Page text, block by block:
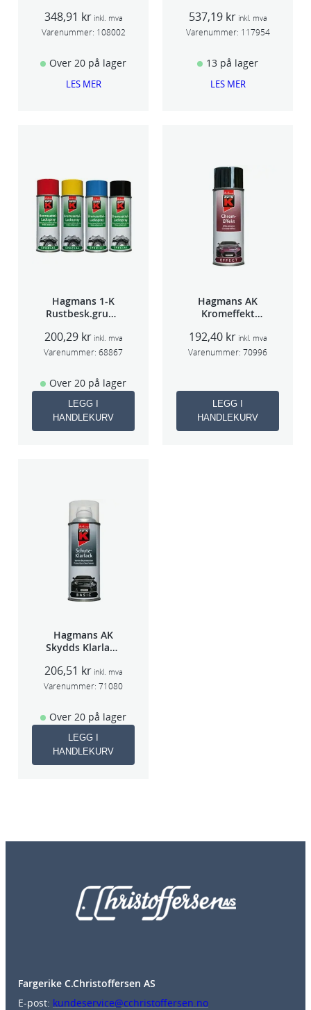
TSP 030
348,91 kr inkl. mva
Varenummer: 108002
Over 20 på lager
LES MER
537,19 kr inkl. mva
Varenummer: 117954
13 på lager
LES MER
Hagmans 1-K
Rustbesk.grunn
200,29 kr inkl. mva
Varenummer: 68867
Over 20 på lager
LEGG I
HANDLEKURV
Hagmans AK
Kromeffekt
192,40 kr inkl. mva
Varenummer: 70996
LEGG I
HANDLEKURV
Hagmans AK
Skydds Klarlakk
206,51 kr inkl. mva
Varenummer: 71080
Over 20 på lager
LEGG I
HANDLEKURV
Fargerike C.Christoffersen AS
E-post: kundeservice@cchristoffersen.no